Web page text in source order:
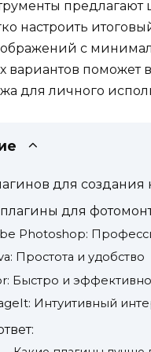
настроить
с
вариантов поможет
для личного
для создания
для
Photoshop:
Простота и удобство
Быстро и эффективно
Интуитивный